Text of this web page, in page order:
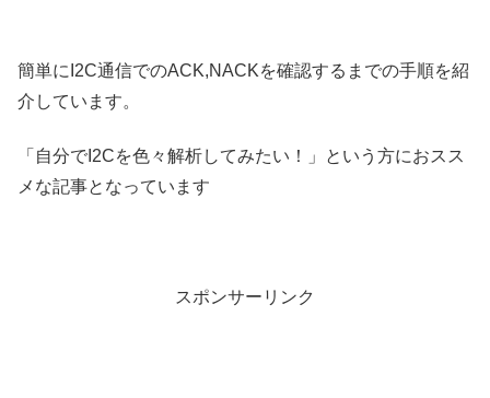
簡単にI2C通信でのACK,NACKを確認するまでの手順を紹
介しています。
「自分でI2Cを色々解析してみたい！」という方におスス
メな記事となっています
スポンサーリンク